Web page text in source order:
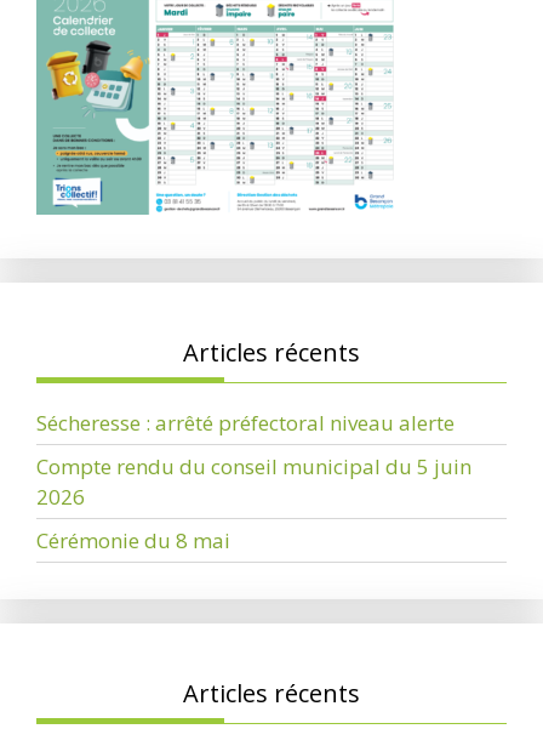
Articles récents
Sécheresse : arrêté préfectoral niveau alerte
Compte rendu du conseil municipal du 5 juin
2026
Cérémonie du 8 mai
Articles récents